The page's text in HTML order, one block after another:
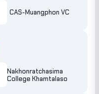
CAS-Muangphon VC
Nakhonratchasima
College Khamtalaso